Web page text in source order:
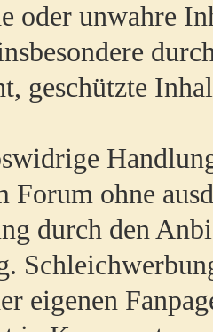
oder unwahre
geschützte
Forum ohne
durch den
eigenen